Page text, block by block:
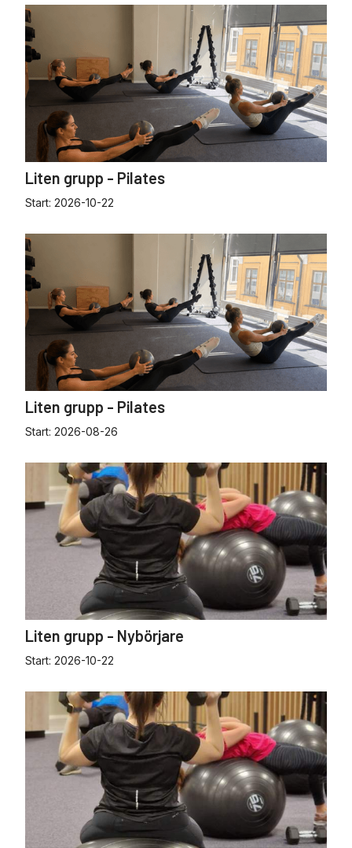
Liten grupp - Pilates
Start: 2026-10-22
Liten grupp - Pilates
Start: 2026-08-26
Liten grupp - Nybörjare
Start: 2026-10-22